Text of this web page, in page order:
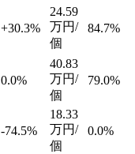
+30.3%
24.59
万円/
個
84.7%
0.0%
40.83
万円/
個
79.0%
-74.5%
18.33
万円/
個
0.0%